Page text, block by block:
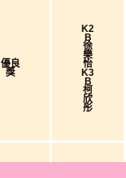
優良
獎
K2
B
徐
樂
怡
K3
B
柯
欣
彤